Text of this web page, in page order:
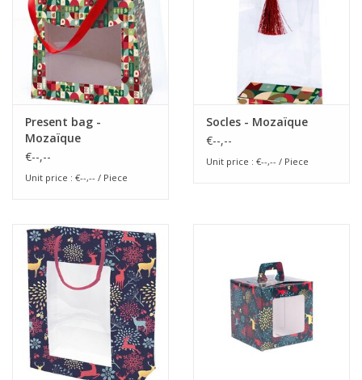
Present bag -
Mozaïque
€--,--
Unit price : €--,-- / Piece
Socles - Mozaïque
€--,--
Unit price : €--,-- / Piece